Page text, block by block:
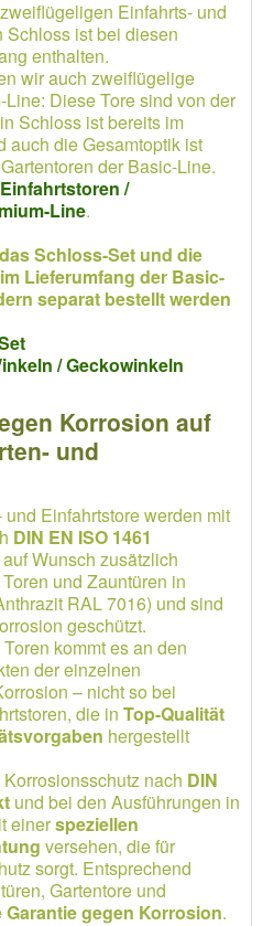
Einfahrts- und
Schloss ist bei diesen
enthalten.
wir auch zweiflügelige
Diese Tore sind von der
Schloss ist bereits im
auch die Gesamtoptik ist
der Basic-Line.
/
Line.
Schloss-Set und die
Lieferumfang der Basic-
separat bestellt werden
/ Geckowinkeln
Korrosion auf
und
Einfahrtstore werden mit
DIN EN ISO 1461
Wunsch zusätzlich
und Zauntüren in
RAL 7016) und sind
geschützt.
kommt es an den
der einzelnen
– nicht so bei
die in Top-Qualität
hergestellt
nach DIN
und bei den Ausführungen in
einerspeziellen
versehen, die für
sorgt. Entsprechend
Gartentore und
Garantie gegen Korrosion.